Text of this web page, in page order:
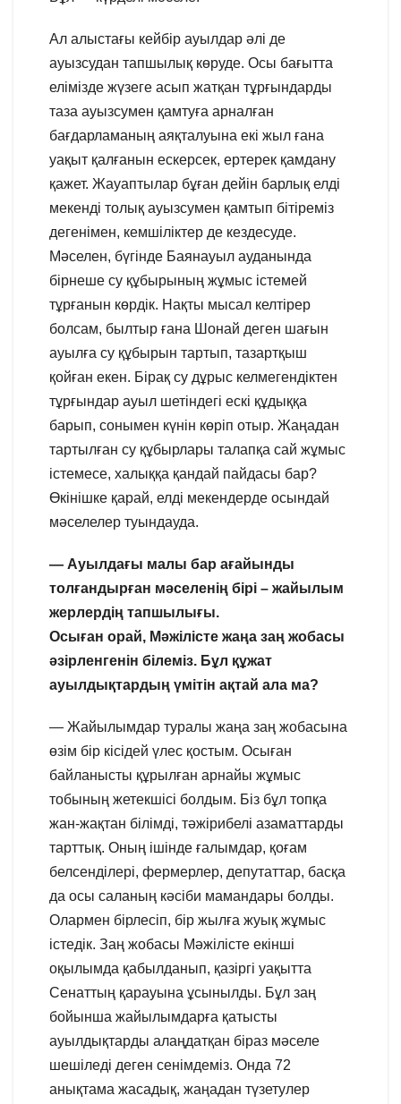
Ал алыстағы кейбір ауылдар әлі де
ауызсудан тапшылық көруде. Осы бағытта
елімізде жүзеге асып жатқан тұрғындарды
таза ауызсумен қамтуға арналған
бағдарламаның аяқталуына екі жыл ғана
уақыт қалғанын ескерсек, ертерек қамдану
қажет. Жауаптылар бұған дейін барлық елді
мекенді толық ауызсумен қамтып бітіреміз
дегенімен, кемшіліктер де кездесуде.
Мәселен, бүгінде Баянауыл ауданында
бірнеше су құбырының жұмыс істемей
тұрғанын көрдік. Нақты мысал келтірер
болсам, былтыр ғана Шонай деген шағын
ауылға су құбырын тартып, тазартқыш
қойған екен. Бірақ су дұрыс келмегендіктен
тұрғындар ауыл шетіндегі ескі құдыққа
барып, сонымен күнін көріп отыр. Жаңадан
тартылған су құбырлары талапқа сай жұмыс
істемесе, халыққа қандай пайдасы бар?
Өкінішке қарай, елді мекендерде осындай
мәселелер туындауда.
— Ауылдағы малы бар ағайынды
толғандырған мәселенің бірі – жайылым
жерлердің тапшылығы.
Осыған орай, Мәжілісте жаңа заң жобасы
әзірленгенін білеміз. Бұл құжат
ауылдықтардың үмітін ақтай ала ма?
— Жайылымдар туралы жаңа заң жобасына
өзім бір кісідей үлес қостым. Осыған
байланысты құрылған арнайы жұмыс
тобының жетекшісі болдым. Біз бұл топқа
жан-жақтан білімді, тәжірибелі азаматтарды
тарттық. Оның ішінде ғалымдар, қоғам
белсенділері, фермерлер, депутаттар, басқа
да осы саланың кәсіби мамандары болды.
Олармен бірлесіп, бір жылға жуық жұмыс
істедік. Заң жобасы Мәжілісте екінші
оқылымда қабылданып, қазіргі уақытта
Сенаттың қарауына ұсынылды. Бұл заң
бойынша жайылымдарға қатысты
ауылдықтарды алаңдатқан біраз мәселе
шешіледі деген сенімдеміз. Онда 72
анықтама жасадық, жаңадан түзетулер